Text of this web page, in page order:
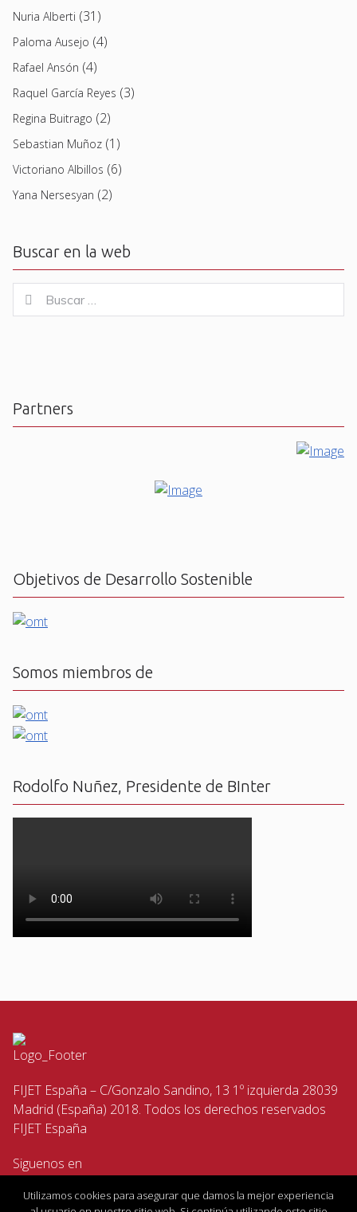
Nuria Alberti (31)
Paloma Ausejo (4)
Rafael Ansón (4)
Raquel García Reyes (3)
Regina Buitrago (2)
Sebastian Muñoz (1)
Victoriano Albillos (6)
Yana Nersesyan (2)
Buscar en la web
for:
Buscar
Partners
Objetivos de Desarrollo Sostenible
Somos miembros de
Rodolfo Nuñez, Presidente de BInter
FIJET España – C/Gonzalo Sandino, 13 1º izquierda 28039
Madrid (España) 2018. Todos los derechos reservados
FIJET España
Siguenos en
Utilizamos cookies para asegurar que damos la mejor experiencia